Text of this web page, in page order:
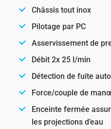
Châssis tout inox
Pilotage par PC
Asservissement de
Débit 2x 25 l/min
Détection de fuite
Force/couple de
Enceinte fermée
les projections d’eau